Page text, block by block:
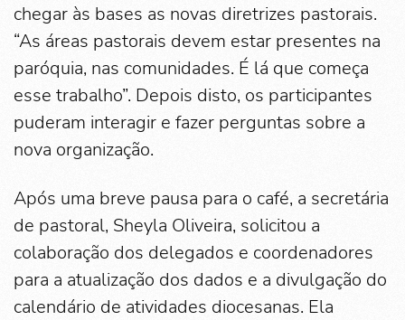
chegar às bases as novas diretrizes pastorais.
“As áreas pastorais devem estar presentes na
paróquia, nas comunidades. É lá que começa
esse trabalho”. Depois disto, os participantes
puderam interagir e fazer perguntas sobre a
nova organização.
Após uma breve pausa para o café, a secretária
de pastoral, Sheyla Oliveira, solicitou a
colaboração dos delegados e coordenadores
para a atualização dos dados e a divulgação do
calendário de atividades diocesanas. Ela